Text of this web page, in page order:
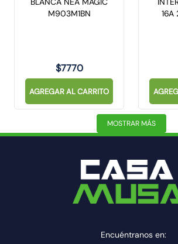
M903M1BN
$7770
AGREGAR AL CARRITO
16A
MOSTRAR MÁS
Encuéntranos en: